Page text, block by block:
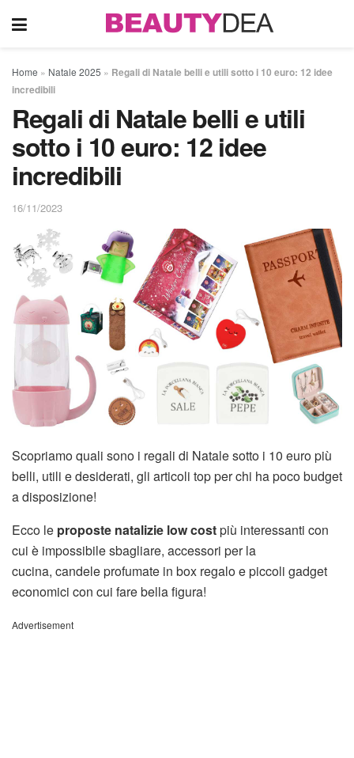
Home » Natale 2025 » Regali di Natale belli e utili sotto i 10 euro: 12 idee
incredibili
Regali di Natale belli e utili
sotto i 10 euro: 12 idee
incredibili
16/11/2023
Scopriamo quali sono i regali di Natale sotto i 10 euro più
belli, utili e desiderati, gli articoli top per chi ha poco budget
a disposizione!
Ecco le proposte natalizie low costpiù interessanti con
cui è impossibile sbagliare, accessori per la
cucina, candele profumate in box regalo e piccoli gadget
economici con cui fare bella figura!
Advertisement